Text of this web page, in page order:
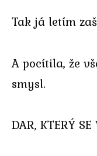
Tak já letím
A pocítila, že
smysl.
DAR, KTERÝ SE